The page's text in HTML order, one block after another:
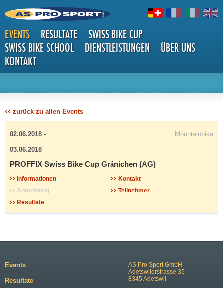
EVENTS RESULTATE
SWISS BIKE CUP
SWISS BIKE SCHOOL
DIENSTLEISTUNGEN
ÜBER UNS
KONTAKT
DETAILS
zurück zu allen Events
02.06.2018 -
03.06.2018
Mountainbike
PROFFIX Swiss Bike Cup Gränichen (AG)
Informationen
Kontakt
Anmeldung
Teilnehmer
Resultate
AS Pro Sport GmbH
Adetswilerstrasse 35
8345 Adetswil
Events
Resultate